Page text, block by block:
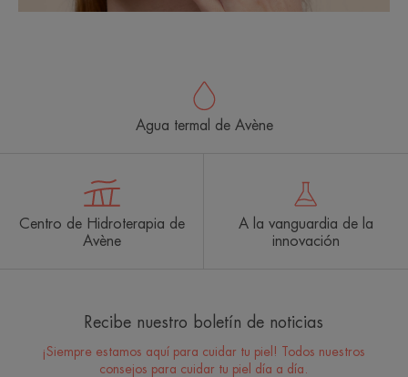
Agua termal de Avène
Centro de Hidroterapia de
Avène
A la vanguardia de la
innovación
Recibe nuestro boletín de noticias
¡Siempre estamos aquí para cuidar tu piel! Todos nuestros
consejos para cuidar tu piel día a día.